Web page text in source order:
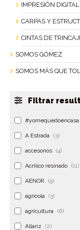
IMPRESIÓN
CARPAS Y
CINTAS DE
SOMOS GÓMEZ
SOMOS MÁS QUE
Filtrar
#yomequedoencasa
A Estrada (3)
accesorios (4)
Acrilico resinado (11)
AENOR (5)
agrícola (3)
agricultura (6)
Allariz (2)